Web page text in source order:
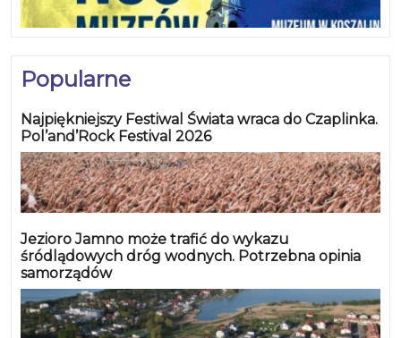
Popularne
Najpiękniejszy Festiwal Świata wraca do Czaplinka.
Pol’and’Rock Festival 2026
Jezioro Jamno może trafić do wykazu
śródlądowych dróg wodnych. Potrzebna opinia
samorządów